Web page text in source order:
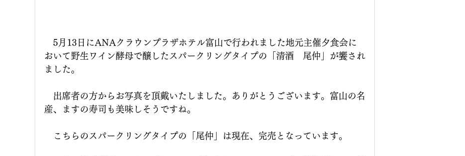
5月13日にANAクラウンプラザホテル富山で行われました地元主催夕食会に
おいて野生ワイン酵母で醸したスパークリングタイプの「清酒　尾仲」が饗され
ました。
出席者の方からお写真を頂戴いたしました。ありがとうございます。富山の名
産、ますの寿司も美味しそうですね。
こちらのスパークリングタイプの「尾仲」は現在、完売となっています。